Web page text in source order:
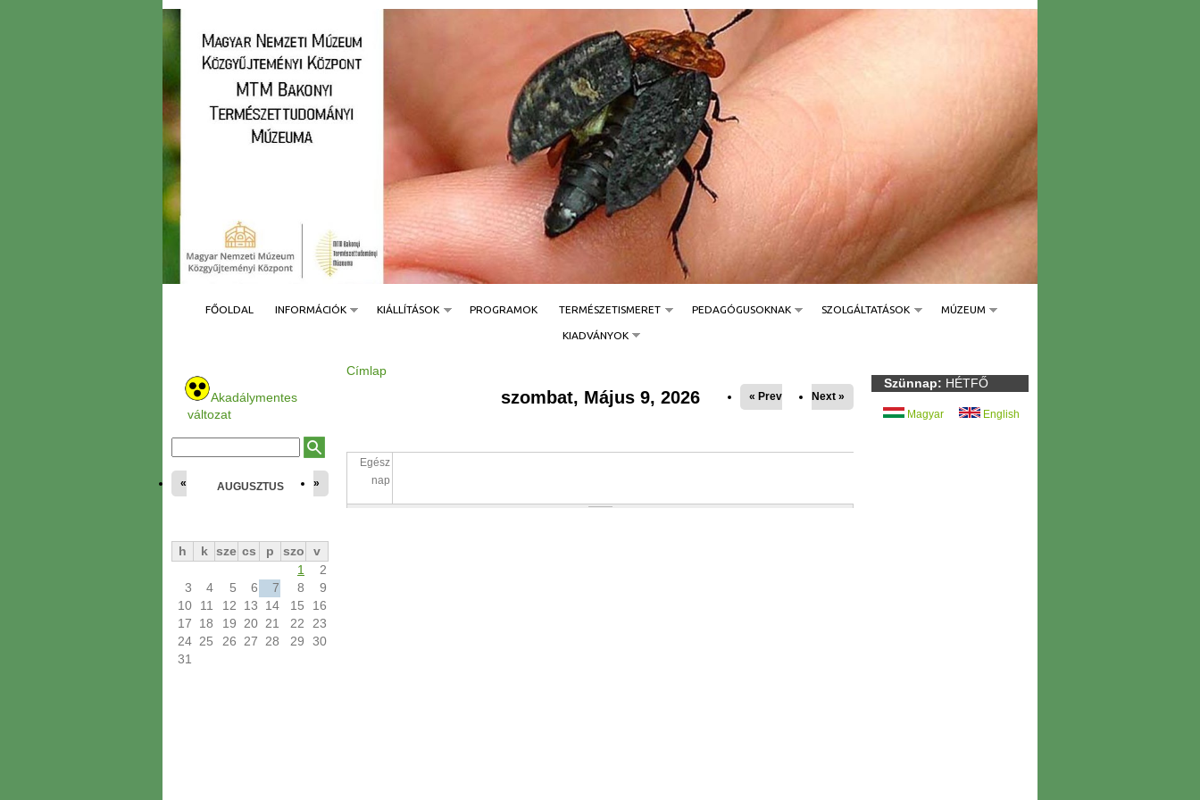
Jump to navigation
FŐOLDAL INFORMÁCIÓK KIÁLLÍTÁSOK PROGRAMOK TERMÉSZETISMERET PEDAGÓGUSOKNAK SZOLGÁLTATÁSOK MÚZEUM
KIADVÁNYOK
J
g
y
Címlap
szombat, Május 9, 2026 « Prev Next »
Egész
nap
Akadálymentes
változat
r
s
r
a
e
e
s
AUGUSZTUS
« »
h k sze cs p szo
v
1
2
3
4 5 6 7 8
9
10
11 12 13 14 15
16
17
18 19 20 21 22
23
24 25 26 27 28 29
30
31
Szünnap: HÉTFŐ
Magyar English